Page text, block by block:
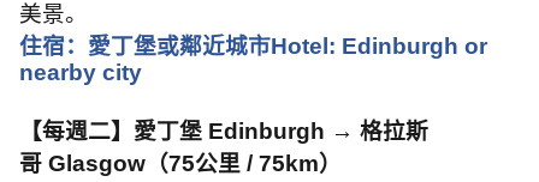
美景。
住宿：愛丁堡或鄰近城市Hotel: Edinburgh or
nearby city
【每週二】愛丁堡 Edinburgh → 格拉斯
哥 Glasgow （75公里 / 75km）